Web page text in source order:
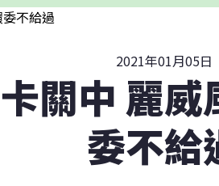
2021年01月05日
關中 麗
委不給